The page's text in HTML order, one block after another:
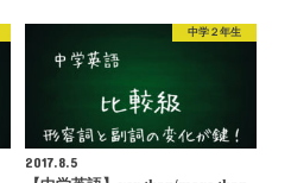
中学２年生
2017.8.5